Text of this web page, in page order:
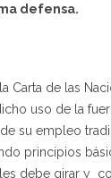
defensa.
Carta de las
uso de la
su empleo
principios
debe girar y